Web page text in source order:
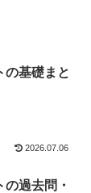
の基礎まと
2026.07.06
過去問・